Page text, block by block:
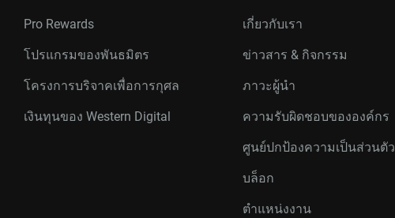
Pro Rewards
โปรแกรมของพันธมิตร
โครงการบริจาคเพื่อการกุศล
เงินทุนของ Western Digital
เกี่ยวกับเรา
ข่าวสาร & กิจกรรม
ภาวะผู้นำ
ความรับผิดชอบขององค์กร
ศูนย์ปกป้องความเป็นส่วนตัว
บล็อก
ตำแหน่งงาน